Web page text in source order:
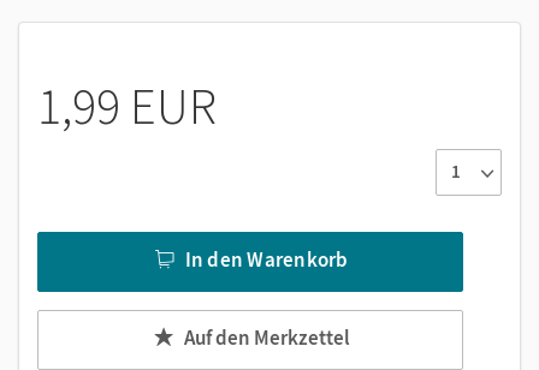
1,99 EUR
In den Warenkorb
Auf den Merkzettel